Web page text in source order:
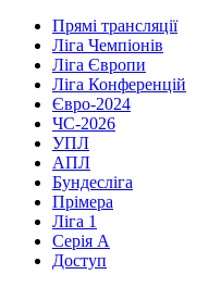
Прямі трансляції
Ліга Чемпіонів
Ліга Європи
Ліга Конференцій
Євро-2024
ЧС-2026
УПЛ
АПЛ
Бундесліга
Прімера
Ліга 1
Серія А
Доступ